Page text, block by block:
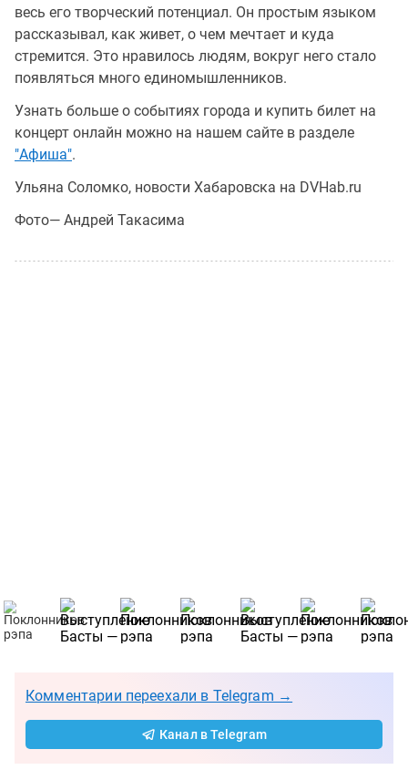
весь его творческий потенциал. Он простым языком
рассказывал, как живет, о чем мечтает и куда
стремится. Это нравилось людям, вокруг него стало
появляться много единомышленников.
Узнать больше о событиях города и купить билет на
концерт онлайн можно на нашем сайте в разделе
"Афиша".
Ульяна Соломко, новости Хабаровска на DVHab.ru
Фото— Андрей Такасима
Комментарии переехали в Telegram →
Канал в Telegram